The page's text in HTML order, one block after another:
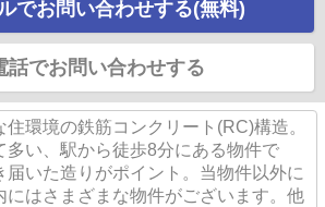
でお問い合わせする(無料)
話でお問い合わせする
環境の鉄筋コンクリート(RC)構造。
多い、駅から徒歩8分にある物件で
届いた造りがポイント。当物件以外に
にはさまざまな物件がございます。他